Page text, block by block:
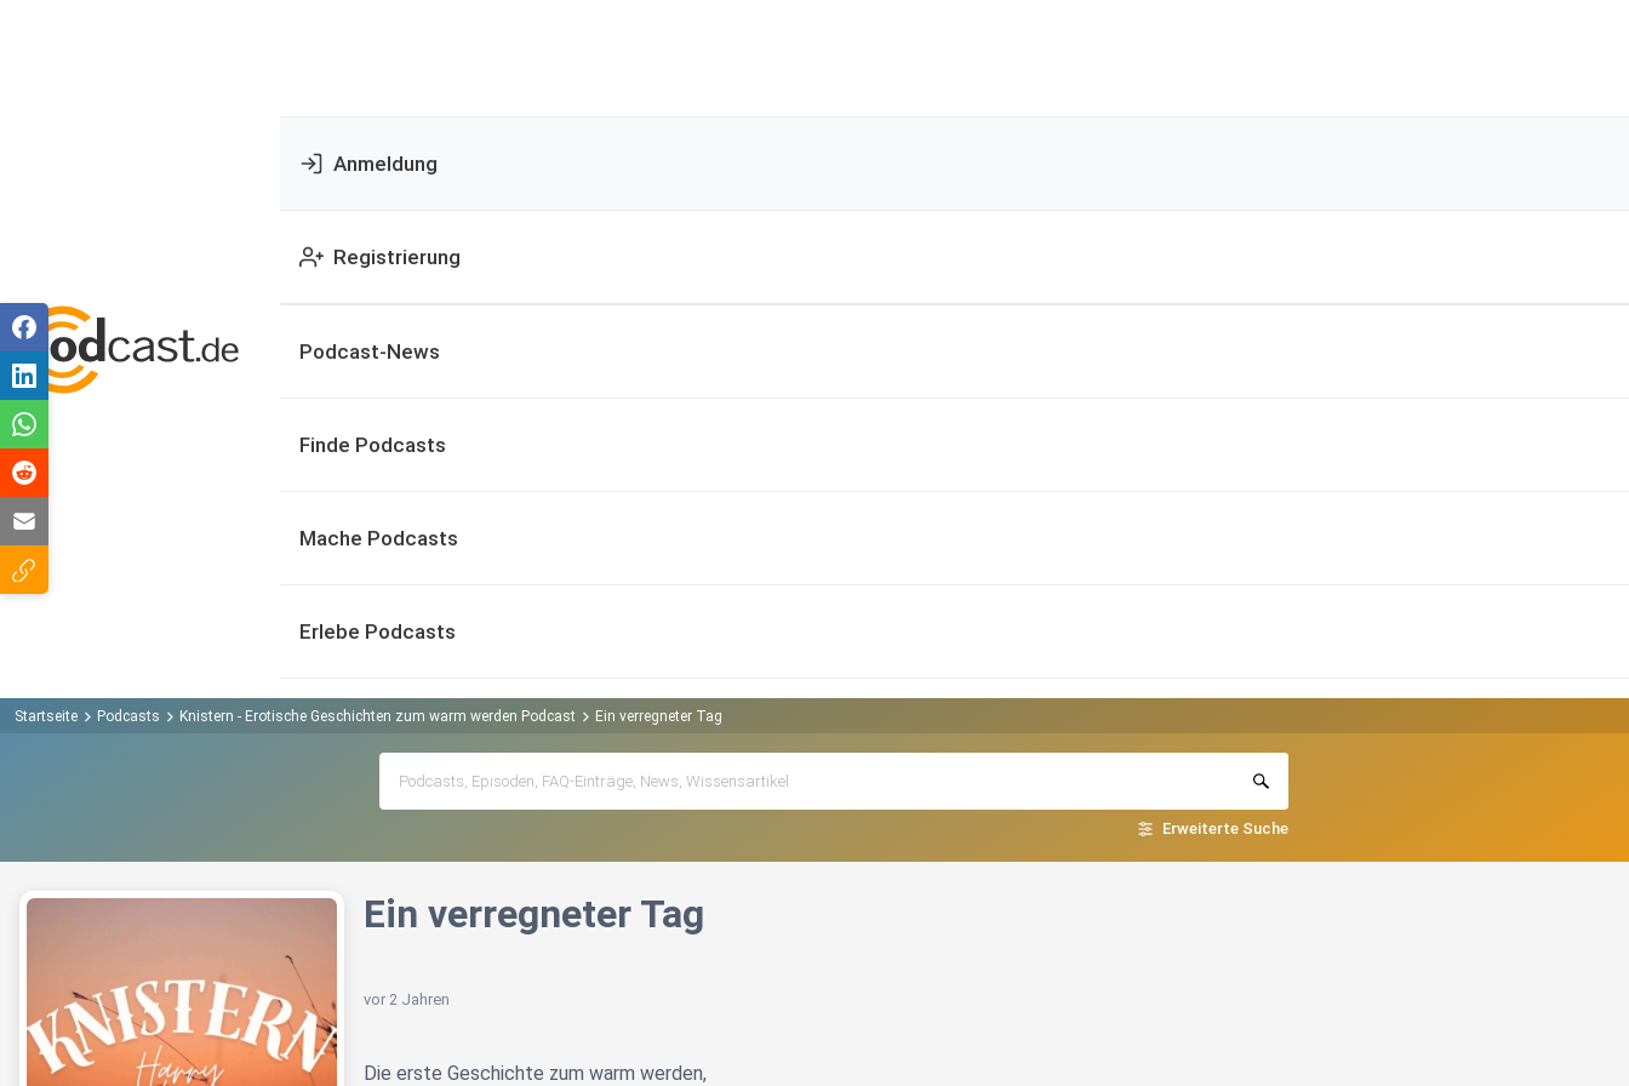
Anmeldung
Registrierung
Podcast-News
Finde Podcasts
Mache Podcasts
Erlebe Podcasts
Startseite Podcasts Knistern - Erotische Geschichten zum warm werden Podcast Ein verregneter Tag
Erweiterte Suche
Ein verregneter Tag
vor 2 Jahren
Die erste Geschichte zum warm werden,